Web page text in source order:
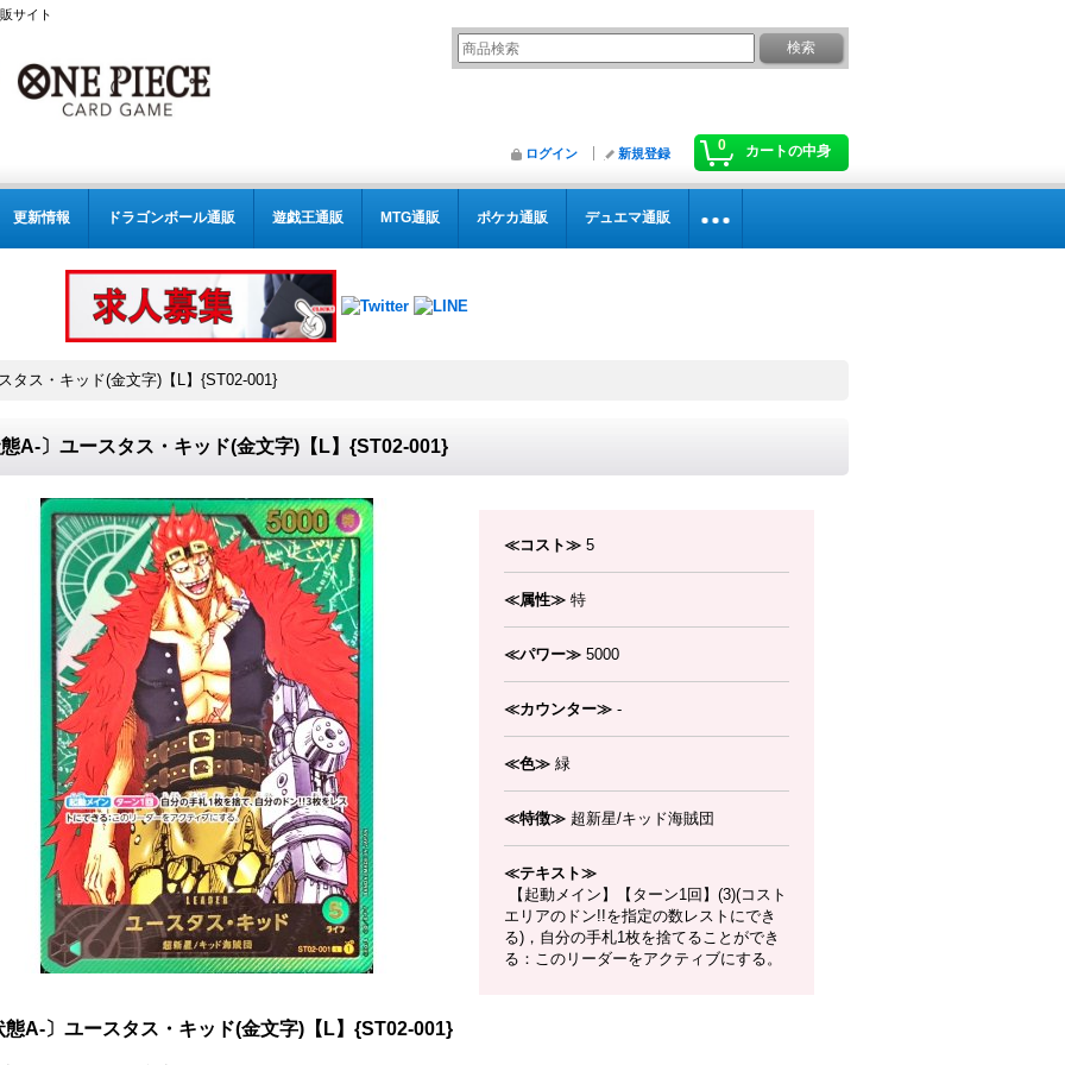
サイト
0 カートの中身
ログイン 新規登録
更新情報 ドラゴンボール通販 遊戯王通販 MTG通販 ポケカ通販 デュエマ通販
タス・キッド(金文字)【L】{ST02-001}
A-〕ユースタス・キッド(金文字)【L】{ST02-001}
≪コスト≫ 5
≪属性≫ 特
≪パワー≫ 5000
≪カウンター≫ -
≪色≫ 緑
≪特徴≫ 超新星/キッド海賊団
≪テキスト≫
【起動メイン】【ターン1回】(3)(コスト
エリアのドン!!を指定の数レストにでき
る)，自分の手札1枚を捨てることができ
る：このリーダーをアクティブにする。
態A-〕ユースタス・キッド(金文字)【L】{ST02-001}